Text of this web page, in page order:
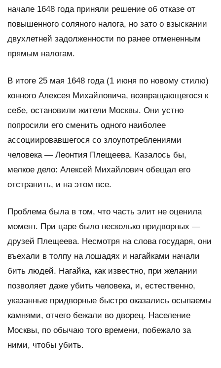
начале 1648 года приняли решение об отказе от
повышенного соляного налога, но зато о взыскании
двухлетней задолженности по ранее отмененным
прямым налогам.
В итоге 25 мая 1648 года (1 июня по новому стилю)
конного Алексея Михайловича, возвращающегося к
себе, остановили жители Москвы. Они устно
попросили его сменить одного наиболее
ассоциировавшегося со злоупотреблениями
человека — Леонтия Плещеева. Казалось бы,
мелкое дело: Алексей Михайлович обещал его
отстранить, и на этом все.
Проблема была в том, что часть элит не оценила
момент. При царе было несколько придворных —
друзей Плещеева. Несмотря на слова государя, они
въехали в толпу на лошадях и нагайками начали
бить людей. Нагайка, как известно, при желании
позволяет даже убить человека, и, естественно,
указанные придворные быстро оказались осыпаемы
камнями, отчего бежали во дворец. Население
Москвы, по обычаю того времени, побежало за
ними, чтобы убить.